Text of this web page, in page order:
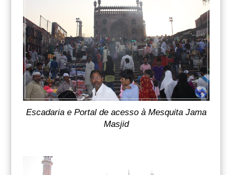
Escadaria e Portal de acesso à Mesquita Jama
Masjid